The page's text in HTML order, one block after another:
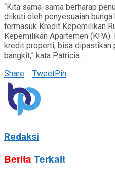
“Kita sama-sama berharap
diikuti oleh penyesuaian
termasuk Kredit Kepemilikan
Kepemilikan Apartemen
kredit properti, bisa dipastikan
bangkit,” kata Patricia.
Share
TweetPin
Redaksi
Berita Terkait